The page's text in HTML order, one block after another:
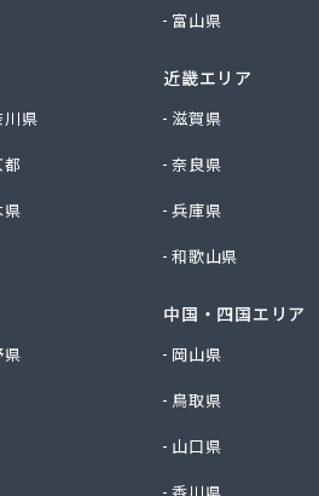
川県
都
県
県
富山県
近畿エリア
滋賀県
奈良県
兵庫県
和歌山県
中国・四国エリア
岡山県
鳥取県
山口県